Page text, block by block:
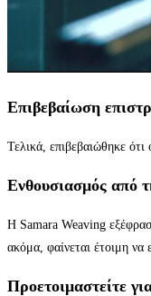
Επιβεβαίωση
Τελικά, επιβεβαιώθηκε
Ενθουσιασμός από
Η Samara Weaving
ακόμα, φαίνεται έτοιμη να
Προετοιμαστείτε